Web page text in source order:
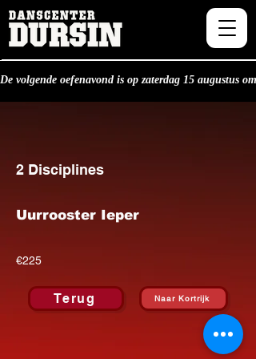
De volgende oefenavond is op zaterdag 15 augustus om
2 Disciplines
Uurrooster Ieper
€225
Terug Naar Kortrijk